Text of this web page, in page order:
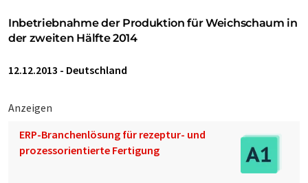
Inbetriebnahme der Produktion für Weichschaum in
der zweiten Hälfte 2014
12.12.2013 - Deutschland
Anzeigen
ERP-Branchenlösung für rezeptur- und
prozessorientierte Fertigung